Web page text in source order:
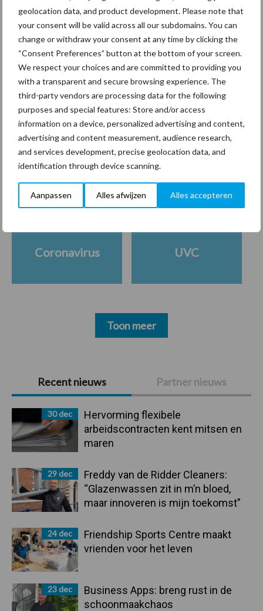
geolocation data, and product development. Please note that
your consent will be valid across all our subdomains. You can
change or withdraw your consent at any time by clicking the
“Consent Preferences” button at the bottom of your screen.
We respect your choices and are committed to providing you
with a transparent and secure browsing experience. The
third-party vendors are processing data for the following
purposes and special features: Store and/or access
information on a device, personalized advertising and content,
advertising and content measurement, audience research,
and services development, precise geolocation data, and
identification through device scanning.
Aanpassen Alles afwijzen Alles accepteren
Primaire
Sidebar
Recent nieuws Partner nieuws
30 dec
Hervorming flexibele
arbeidscontracten kent mitsen en
maren
29 dec
Freddy van de Ridder Cleaners:
“Glazenwassen zit in m’n bloed,
maar innoveren is mijn toekomst”
24 dec
Friendship Sports Centre maakt
vrienden voor het leven
23 dec
Business Apps: breng rust in de
schoonmaakchaos
Company
Bescherming van
persoonsgegevens: grip op
de risico’s
Hervorming flexibele
arbeidscontracten kent
mitsen en maren
Thema's Vakpartners
Coronavirus UVC
Toon meer